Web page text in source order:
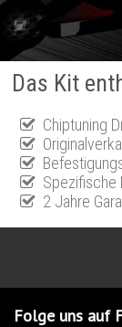
Das Kit
Chiptuning
Spezifische
2 Jahre
Folge uns auf